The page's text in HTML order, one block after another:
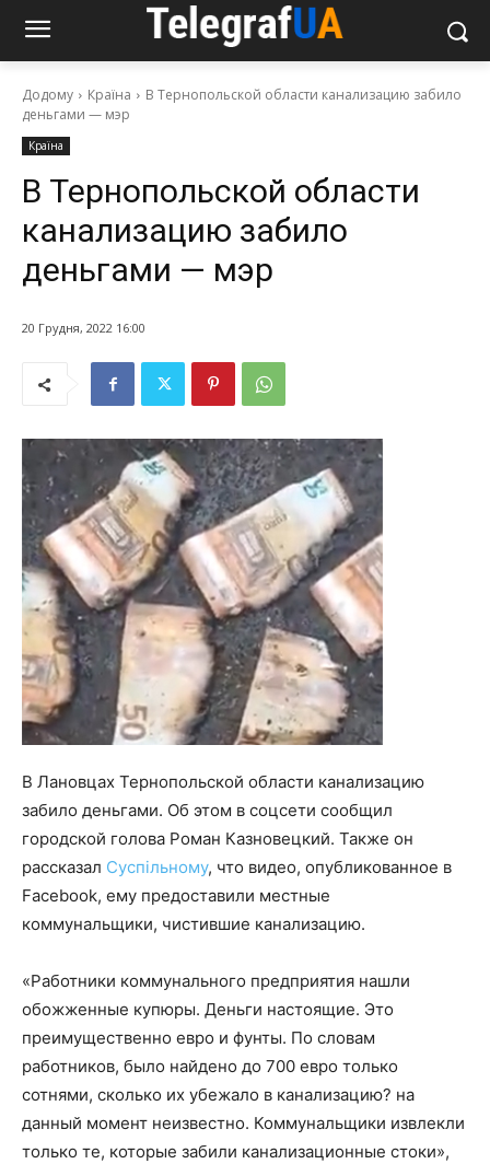
Додому Країна
В Тернопольской области канализацию забило
деньгами — мэр
Країна
В Тернопольской области
канализацию забило
деньгами — мэр
20 Грудня, 2022 16:00
В Лановцах Тернопольской области канализацию
забило деньгами. Об этом в соцсети сообщил
городской голова Роман Казновецкий. Также он
рассказал Суспільному, что видео, опубликованное в
Facebook, ему предоставили местные
коммунальщики, чистившие канализацию.
«Работники коммунального предприятия нашли
обожженные купюры. Деньги настоящие. Это
преимущественно евро и фунты. По словам
работников, было найдено до 700 евро только
сотнями, сколько их убежало в канализацию? на
данный момент неизвестно. Коммунальщики извлекли
только те, которые забили канализационные стоки»,